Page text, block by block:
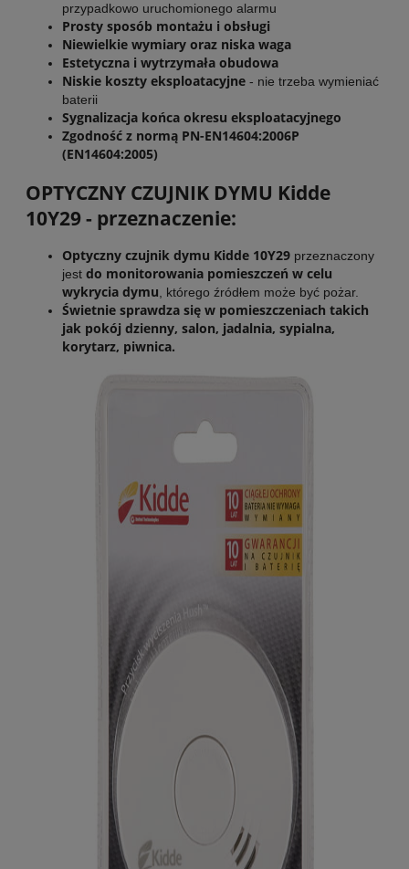
przypadkowo uruchomionego alarmu
Prosty sposób montażu i obsługi
Niewielkie wymiary oraz niska waga
Estetyczna i wytrzymała obudowa
Niskie koszty eksploatacyjne - nie trzeba wymieniać
baterii
Sygnalizacja końca okresu eksploatacyjnego
Zgodność z normą PN-EN14604:2006P
(EN14604:2005)
OPTYCZNY CZUJNIK DYMU Kidde
10Y29 - przeznaczenie:
Optyczny czujnik dymu Kidde 10Y29 przeznaczony
jest do monitorowania pomieszczeń w celu
wykrycia dymu , którego źródłem może być pożar.
Świetnie sprawdza się w pomieszczeniach takich
jak pokój dzienny, salon, jadalnia, sypialna,
korytarz, piwnica.